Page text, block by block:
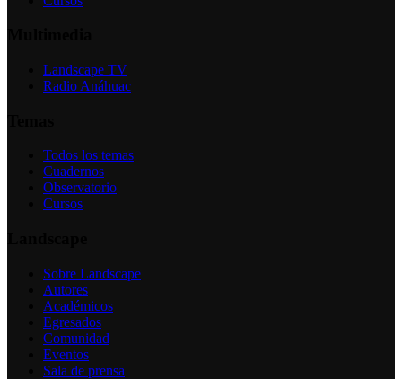
Landscape TV
Radio Anáhuac
Todos los temas
Cuadernos
Observatorio
Cursos
Sobre Landscape
Autores
Académicos
Egresados
Comunidad
Eventos
Sala de prensa